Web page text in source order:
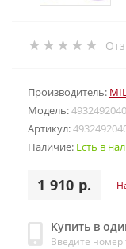
Производитель:
Модель:4932492040
Артикул:
Наличие: Есть в
1 910 р.
Купить в
Введите